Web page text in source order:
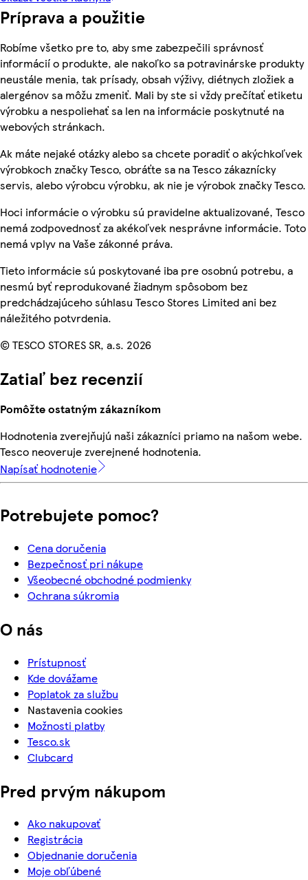
Príprava a použitie
Robíme všetko pre to, aby sme zabezpečili správnosť
informácií o produkte, ale nakoľko sa potravinárske produkty
neustále menia, tak prísady, obsah výživy, diétnych zložiek a
alergénov sa môžu zmeniť. Mali by ste si vždy prečítať etiketu
výrobku a nespoliehať sa len na informácie poskytnuté na
webových stránkach.
Ak máte nejaké otázky alebo sa chcete poradiť o akýchkoľvek
výrobkoch značky Tesco, obráťte sa na Tesco zákaznícky
servis, alebo výrobcu výrobku, ak nie je výrobok značky Tesco.
Hoci informácie o výrobku sú pravidelne aktualizované, Tesco
nemá zodpovednosť za akékoľvek nesprávne informácie. Toto
nemá vplyv na Vaše zákonné práva.
Tieto informácie sú poskytované iba pre osobnú potrebu, a
nesmú byť reprodukované žiadnym spôsobom bez
predchádzajúceho súhlasu Tesco Stores Limited ani bez
náležitého potvrdenia.
© TESCO STORES SR, a.s. 2026
Zatiaľ bez recenzií
Pomôžte ostatným zákazníkom
Hodnotenia zverejňujú naši zákazníci priamo na našom webe.
Tesco neoveruje zverejnené hodnotenia.
Napísať hodnotenie
Potrebujete pomoc?
Cena doručenia
Bezpečnosť pri nákupe
Všeobecné obchodné podmienky
Ochrana súkromia
O nás
Prístupnosť
Kde dovážame
Poplatok za službu
Nastavenia cookies
Možnosti platby
Tesco.sk
Clubcard
Pred prvým nákupom
Ako nakupovať
Registrácia
Objednanie doručenia
Moje obľúbené